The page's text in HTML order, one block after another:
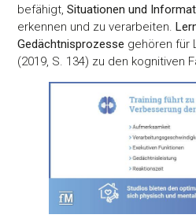
befähigt,Situationen und
erkennen und zu verarbeiten.
Gedächtnisprozesse gehören für
(2019, S. 134) zu den kognitiven